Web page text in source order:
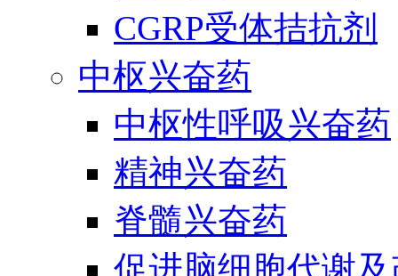
CGRP受体拮抗剂
中枢兴奋药
中枢性呼吸兴奋药
精神兴奋药
脊髓兴奋药